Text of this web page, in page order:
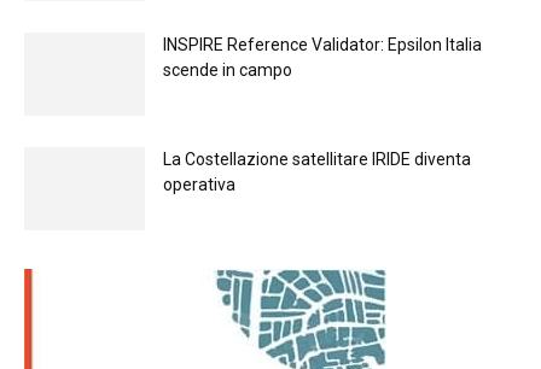
INSPIRE Reference Validator: Epsilon Italia
scende in campo
La Costellazione satellitare IRIDE diventa
operativa